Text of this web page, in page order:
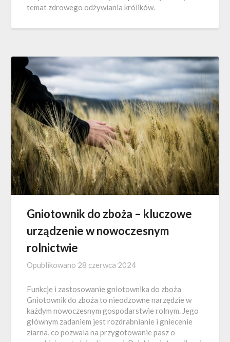
temat zdrowego odżywiania królików.
Gniotownik do zboża – kluczowe
urządzenie w nowoczesnym
rolnictwie
Opublikowano 28 czerwca 2024
Funkcje i zastosowanie gniotownika do zboża
Gniotownik do zboża to nieodzowne narzędzie w
każdym nowoczesnym gospodarstwie rolnym. Jego
głównym zadaniem jest rozdrabnianie i gniecenie
ziarna, co pozwala na przygotowanie pasz o